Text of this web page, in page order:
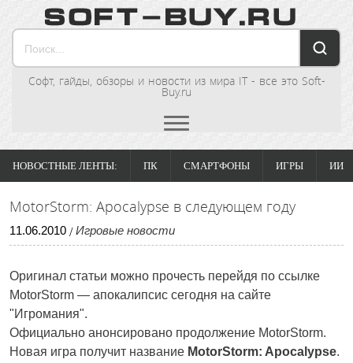
Софт, гайды, обзоры и новости из мира IT - все это Soft-
Buy.ru
НОВОСТНЫЕ ЛЕНТЫ: ПК СМАРТФОНЫ ИГРЫ ИИ
MotorStorm: Apocalypse в следующем году
11.06.2010 / Игровые новости
Оригинал статьи можно прочесть перейдя по ссылке
MotorStorm — апокалипсис сегодня на сайте
"Игромания".
Официально анонсировано продолжение MotorStorm.
Новая игра получит название MotorStorm: Apocalypse.